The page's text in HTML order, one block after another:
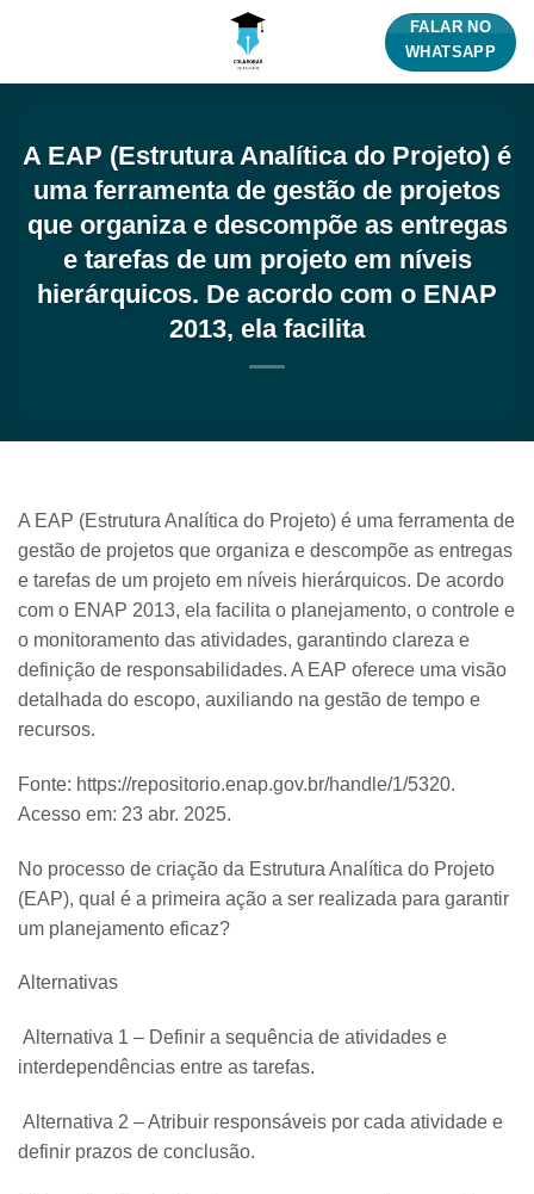
FALAR NO
WHATSAPP
A EAP (Estrutura Analítica do Projeto) é
uma ferramenta de gestão de projetos
que organiza e descompõe as entregas
e tarefas de um projeto em níveis
hierárquicos. De acordo com o ENAP
2013, ela facilita
A EAP (Estrutura Analítica do Projeto) é uma ferramenta de
gestão de projetos que organiza e descompõe as entregas
e tarefas de um projeto em níveis hierárquicos. De acordo
com o ENAP 2013, ela facilita o planejamento, o controle e
o monitoramento das atividades, garantindo clareza e
definição de responsabilidades. A EAP oferece uma visão
detalhada do escopo, auxiliando na gestão de tempo e
recursos.
Fonte: https://repositorio.enap.gov.br/handle/1/5320.
Acesso em: 23 abr. 2025.
No processo de criação da Estrutura Analítica do Projeto
(EAP), qual é a primeira ação a ser realizada para garantir
um planejamento eficaz?
Alternativas
Alternativa 1 – Definir a sequência de atividades e
interdependências entre as tarefas.
Alternativa 2 – Atribuir responsáveis por cada atividade e
definir prazos de conclusão.